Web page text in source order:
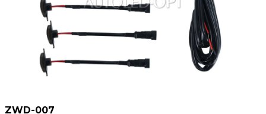
ZWD-007